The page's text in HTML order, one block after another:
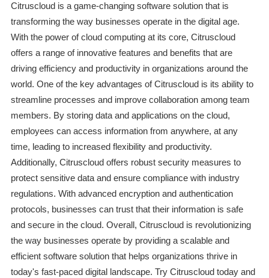
Citruscloud is a game-changing software solution that is
transforming the way businesses operate in the digital age.
With the power of cloud computing at its core, Citruscloud
offers a range of innovative features and benefits that are
driving efficiency and productivity in organizations around the
world. One of the key advantages of Citruscloud is its ability to
streamline processes and improve collaboration among team
members. By storing data and applications on the cloud,
employees can access information from anywhere, at any
time, leading to increased flexibility and productivity.
Additionally, Citruscloud offers robust security measures to
protect sensitive data and ensure compliance with industry
regulations. With advanced encryption and authentication
protocols, businesses can trust that their information is safe
and secure in the cloud. Overall, Citruscloud is revolutionizing
the way businesses operate by providing a scalable and
efficient software solution that helps organizations thrive in
today's fast-paced digital landscape. Try Citruscloud today and